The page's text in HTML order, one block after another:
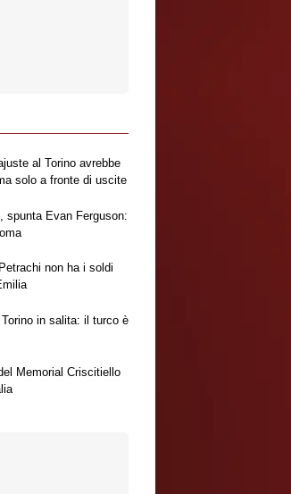
al Torino avrebbe
solo a fronte di uscite
spunta Evan Ferguson:
non ha i soldi
in salita: il turco è
Memorial Criscitiello